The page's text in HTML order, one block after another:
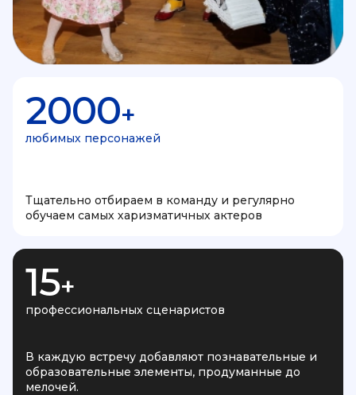
2000+
любимых персонажей
Тщательно отбираем в команду и регулярно
обучаем самых харизматичных актеров
15+
профессиональных сценаристов
В каждую встречу добавляют познавательные и
образовательные элементы, продуманные до
мелочей.